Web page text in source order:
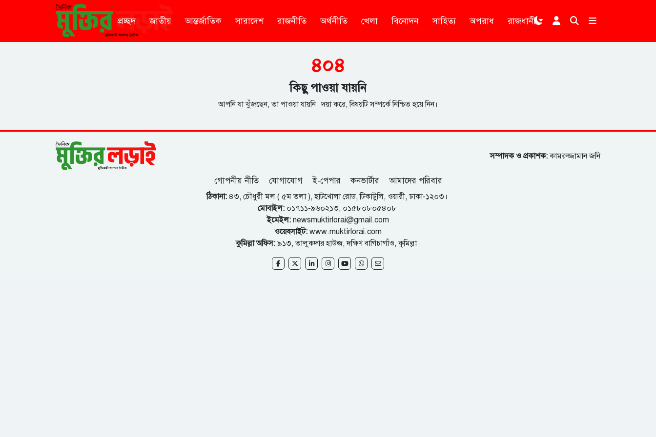
প্রচ্ছদ জাতীয় আন্তর্জাতিক সারাদেশ রাজনীতি অর্থনীতি খেলা বিনোদন সাহিত্য অপরাধ রাজধানী
৪০৪
কিছু পাওয়া যায়নি
আপনি যা খুঁজছেন, তা পাওয়া যায়নি। দয়া করে, বিষয়টি সম্পর্কে নিশ্চিত হয়ে নিন।
সম্পাদক ও প্রকাশক:কামরুজ্জামান জনি
গোপনীয় নীতি যোগাযোগ ই-পেপার কনভার্টার আমাদের পরিবার
ঠিকানা: ৪৩, চৌধুরী মল ( ৫ম তলা ), হাটখোলা রোড, টিকাটুলি, ওয়ারী, ঢাকা-১২০৩।
মোবাইল:০১৭১১-৯৬০২১৩, ০১৫৮০৮০৫৪০৮
ইমেইল: newsmuktirlorai@gmail.com
ওয়েবসাইট: www.muktirlorai.com
কুমিল্লা অফিস: ৯১৩, তালুকদার হাউজ, দক্ষিণ বাগিচাগাঁও, কুমিল্লা।